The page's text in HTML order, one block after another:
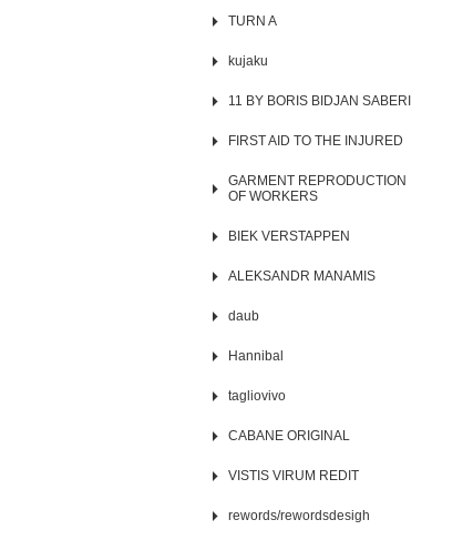
TURN A
kujaku
11 BY BORIS BIDJAN SABERI
FIRST AID TO THE INJURED
GARMENT REPRODUCTION
OF WORKERS
BIEK VERSTAPPEN
ALEKSANDR MANAMIS
daub
Hannibal
tagliovivo
CABANE ORIGINAL
VISTIS VIRUM REDIT
rewords/rewordsdesigh